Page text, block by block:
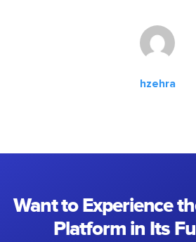
hzehra
Want to Experience
Platform in Its